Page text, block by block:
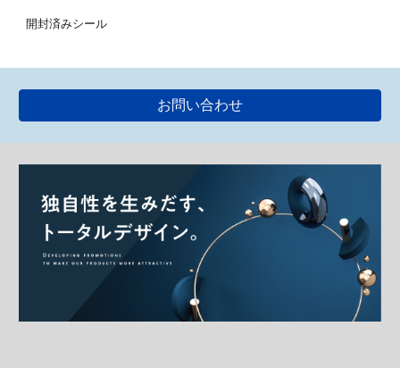
開封済みシール
お問い合わせ